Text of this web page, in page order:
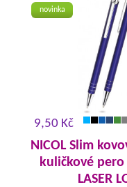
novinka
9,50 Kč
NICOL Slim
kuličkové pero
LASER